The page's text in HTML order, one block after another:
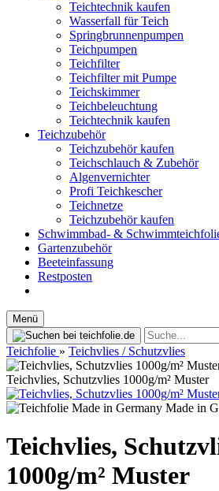
Teichtechnik kaufen
Wasserfall für Teich
Springbrunnenpumpen
Teichpumpen
Teichfilter
Teichfilter mit Pumpe
Teichskimmer
Teichbeleuchtung
Teichtechnik kaufen
Teichzubehör
Teichzubehör kaufen
Teichschlauch & Zubehör
Algenvernichter
Profi Teichkescher
Teichnetze
Teichzubehör kaufen
Schwimmbad- &
Gartenzubehör
Beeteinfassung
Restposten
Menü
Teichfolie » Teichvlies / Schutzvlies
Teichvlies, Schutzvlies 1000g/m² Muster
Made in
Teichvlies,
1000g/m² Muster